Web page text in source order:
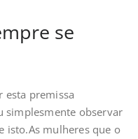
se
esta premissa
simplesmente observar
isto.As mulheres que o